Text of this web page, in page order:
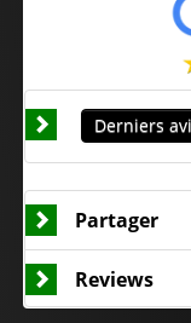
Derniers
Partager
Reviews